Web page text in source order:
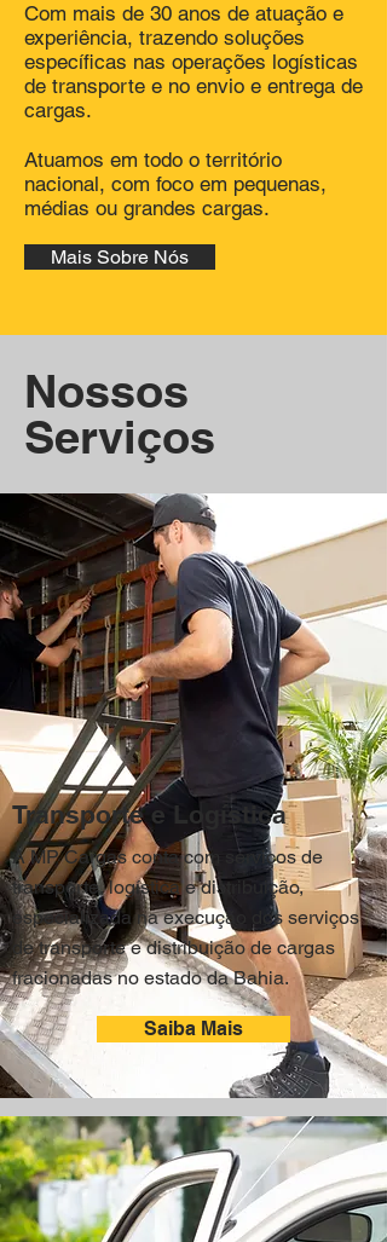
Com mais de 30 anos de atuação e
experiência, trazendo soluções
específicas nas operações logísticas
de transporte e no envio e entrega de
cargas.
Atuamos em todo o território
nacional, com foco em pequenas,
médias ou grandes cargas.
Mais Sobre Nós
Nossos
Serviços
Transporte e Logística
A MP Cargas conta com serviços de
transporte, logística e distribuição,
especializada na execução dos serviços
de transporte e distribuição de cargas
fracionadas no estado da Bahia.
Saiba Mais